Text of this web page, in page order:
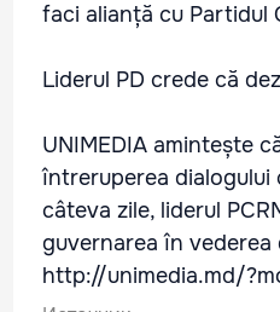
faci alianță cu Partidul
Liderul PD crede că
UNIMEDIA amintește
întreruperea dialogului
câteva zile, liderul
guvernarea în
http://unimedia.md/